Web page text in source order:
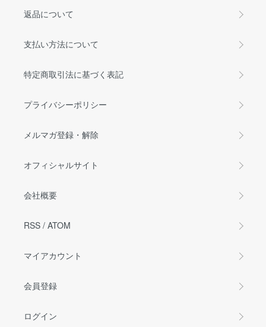
返品について
支払い方法について
特定商取引法に基づく表記
プライバシーポリシー
メルマガ登録・解除
オフィシャルサイト
会社概要
RSS / ATOM
マイアカウント
会員登録
ログイン